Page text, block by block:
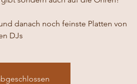
danach noch feinste Platten von
DJs